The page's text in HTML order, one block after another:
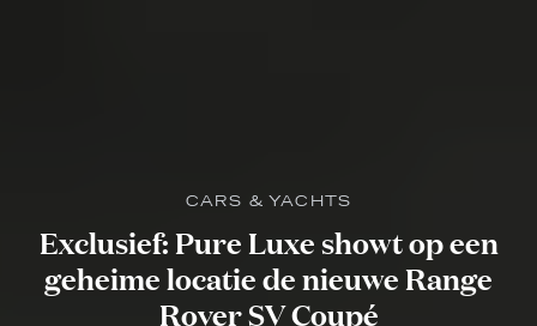
CARS & YACHTS
Exclusief: Pure Luxe showt op een
geheime locatie de nieuwe Range
Rover SV Coupé